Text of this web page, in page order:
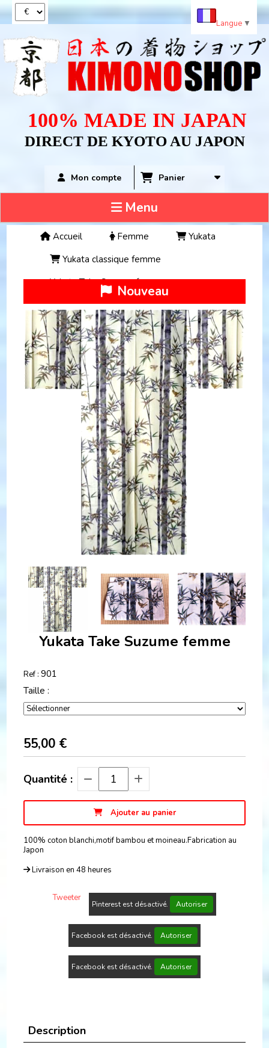
100% MADE IN JAPAN
DIRECT DE KYOTO AU JAPON
Mon compte Panier
Menu
Accueil Femme
Yukata
Yukata classique femme
Yukata Take Suzume femme
Nouveau
Yukata Take Suzume femme
Ref : 901
Taille :
55,00 €
Quantité :
Ajouter au panier
100% coton blanchi,motif bambou et moineau.Fabrication au
Japon
Livraison en 48 heures
Tweeter
Pinterest est désactivé. Autoriser
Facebook est désactivé. Autoriser
Facebook est désactivé. Autoriser
Description
Langue ▼
Panneau de gestion des cookies